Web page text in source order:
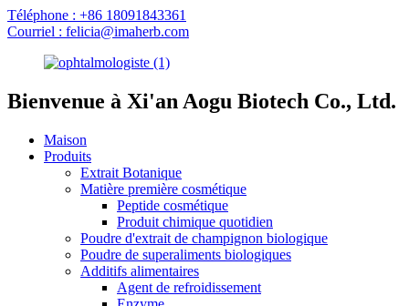
Téléphone : +86 18091843361
Courriel : felicia@imaherb.com
Bienvenue à Xi'an Aogu Biotech Co., Ltd.
Maison
Produits
Extrait Botanique
Matière première cosmétique
Peptide cosmétique
Produit chimique quotidien
Poudre d'extrait de champignon biologique
Poudre de superaliments biologiques
Additifs alimentaires
Agent de refroidissement